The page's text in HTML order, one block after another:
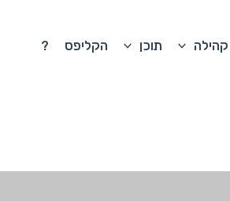
קהילה תוכן הקליפס ?